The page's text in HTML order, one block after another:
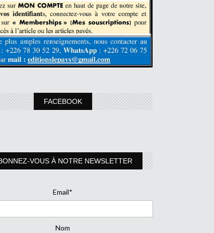
FACEBOOK
VOUS À NOTRE NEWSLETTER
Email*
Nom